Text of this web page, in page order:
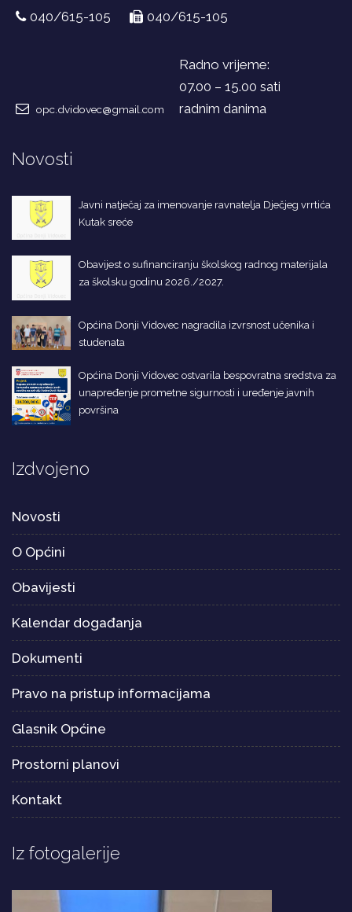
040/615-105
040/615-105
opc.dvidovec@gmail.com
Radno vrijeme:
07.00 – 15.00 sati
radnim danima
Novosti
Javni natječaj za imenovanje ravnatelja Dječjeg vrrtića
Kutak sreće
Obavijest o sufinanciranju školskog radnog materijala
za školsku godinu 2026./2027.
Općina Donji Vidovec nagradila izvrsnost učenika i
studenata
Općina Donji Vidovec ostvarila bespovratna sredstva za
unapređenje prometne sigurnosti i uređenje javnih
površina
Izdvojeno
Novosti
O Općini
Obavijesti
Kalendar događanja
Dokumenti
Pravo na pristup informacijama
Glasnik Općine
Prostorni planovi
Kontakt
Iz fotogalerije